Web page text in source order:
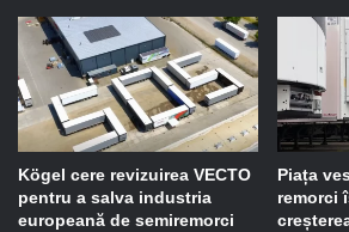
-
m
i
Kögel cere revizuirea VECTO
pentru a salva industria
europeană de semiremorci
Piața
remorci